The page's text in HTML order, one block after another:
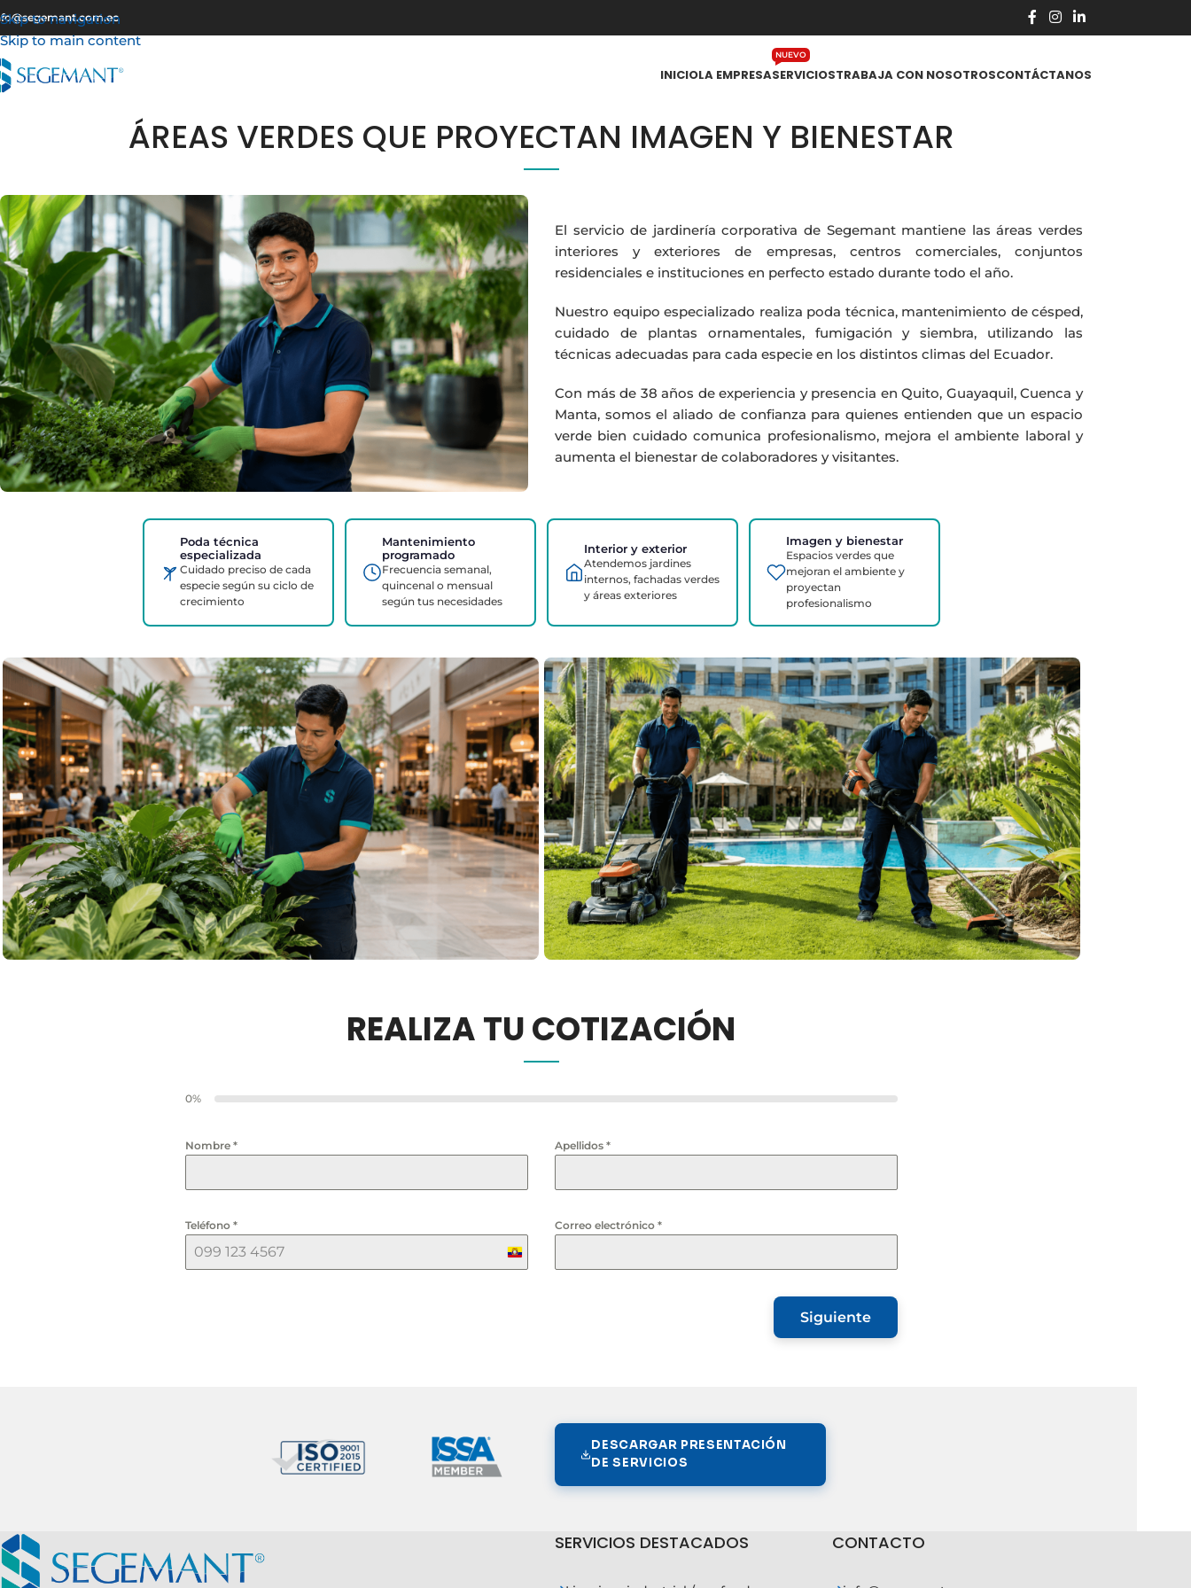
Skip to navigation
Skip to main content
INICIOLA EMPRESASERVICIOS
NUEVO
TRABAJA CON NOSOTROSCONTÁCTANOS
ÁREAS VERDES QUE PROYECTAN IMAGEN Y BIENESTAR
El servicio de jardinería corporativa de Segemant mantiene las áreas verdes
interiores y exteriores de empresas, centros comerciales, conjuntos
residenciales e instituciones en perfecto estado durante todo el año.
Nuestro equipo especializado realiza poda técnica, mantenimiento de césped,
cuidado de plantas ornamentales, fumigación y siembra, utilizando las
técnicas adecuadas para cada especie en los distintos climas del Ecuador.
Con más de 38 años de experiencia y presencia en Quito, Guayaquil, Cuenca y
Manta, somos el aliado de confianza para quienes entienden que un espacio
verde bien cuidado comunica profesionalismo, mejora el ambiente laboral y
aumenta el bienestar de colaboradores y visitantes.
Poda técnica
especializada
Cuidado preciso de cada
especie según su ciclo de
crecimiento
Mantenimiento
programado
Frecuencia semanal,
quincenal o mensual
según tus necesidades
Interior y exterior
Atendemos jardines
internos, fachadas verdes
y áreas exteriores
Imagen y bienestar
Espacios verdes que
mejoran el ambiente y
proyectan
profesionalismo
REALIZA TU COTIZACIÓN
0%
Nombre * Apellidos *
Teléfono *
Ecuador
Correo electrónico *
Siguiente
DESCARGAR PRESENTACIÓN
DE SERVICIOS
SERVICIOS DESTACADOS CONTACTO